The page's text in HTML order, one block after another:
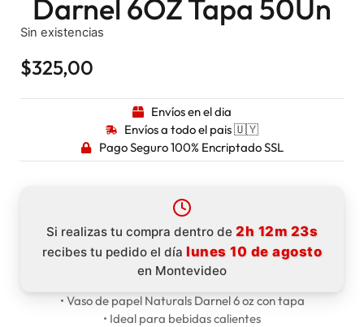
Darnel 6OZ Tapa 50Un
Sin existencias
$325,00
Envíos en el dia
Envíos a todo el pais 🇺🇾
Pago Seguro 100% Encriptado SSL
Si realizas tu compra dentro de 2h 12m 22s
recibes tu pedido el día lunes 10 de agosto
en Montevideo
• Vaso de papel Naturals Darnel 6 oz con tapa
• Ideal para bebidas calientes